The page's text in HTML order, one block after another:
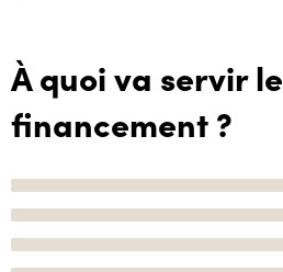
À quoi va servir le
financement ?